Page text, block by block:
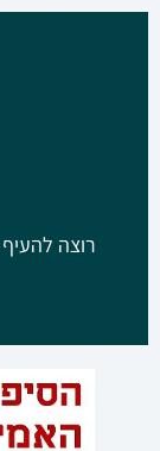
רוצה